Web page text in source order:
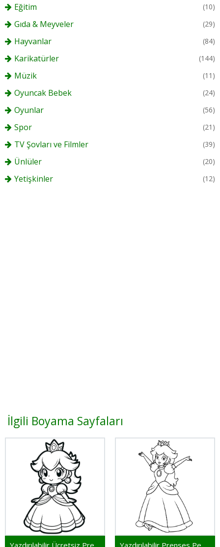
Eğitim (10)
Gıda & Meyveler (29)
Hayvanlar (84)
Karikatürler (144)
Müzik (11)
Oyuncak Bebek (24)
Oyunlar (56)
Spor (21)
TV Şovları ve Filmler (39)
Ünlüler (20)
Yetişkinler (12)
İlgili Boyama Sayfaları